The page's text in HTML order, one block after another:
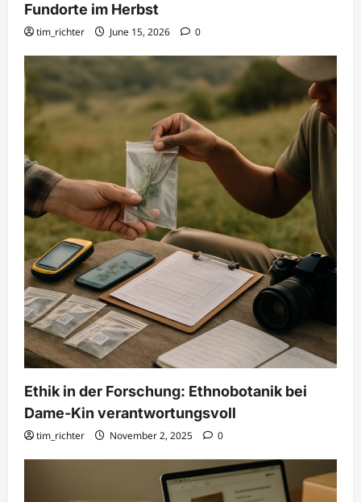
Fundorte im Herbst
tim_richter June 15, 2026 0
Ethik in der Forschung: Ethnobotanik bei
Dame-Kin verantwortungsvoll
tim_richter November 2, 2025 0